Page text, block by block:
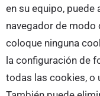
en su equipo, puede
navegador de modo
coloque ninguna
la configuración de
todas las cookies, o